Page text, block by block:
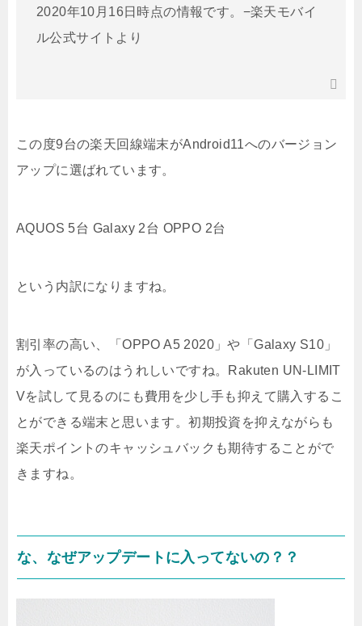
2020年10月16日時点の情報です。−楽天モバイ
ル公式サイトより
この度9台の楽天回線端末がAndroid11へのバージョン
アップに選ばれています。
AQUOS 5台 Galaxy 2台 OPPO 2台
という内訳になりますね。
割引率の高い、「OPPO A5 2020」や「Galaxy S10」
が入っているのはうれしいですね。Rakuten UN-LIMIT
Vを試して見るのにも費用を少し手も抑えて購入するこ
とができる端末と思います。初期投資を抑えながらも
楽天ポイントのキャッシュバックも期待することがで
きますね。
な、なぜアップデートに入ってないの？？